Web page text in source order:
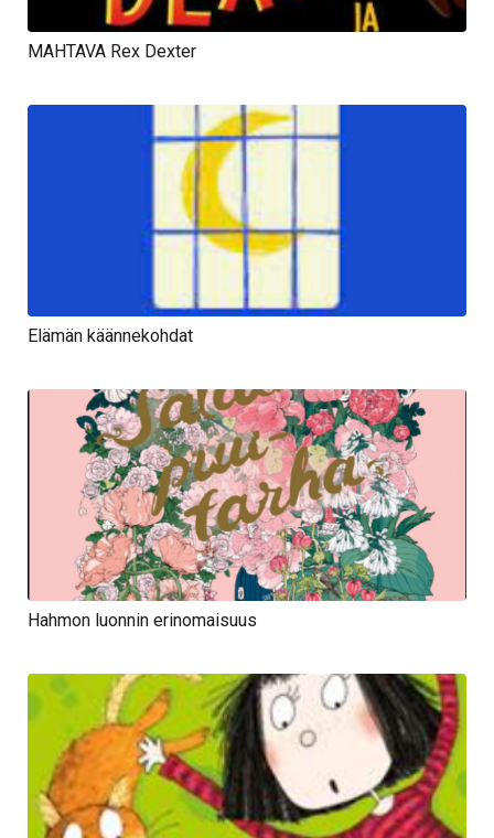
MAHTAVA Rex Dexter
Elämän käännekohdat
Hahmon luonnin erinomaisuus